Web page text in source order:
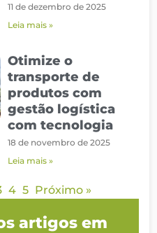
11 de dezembro de 2025
Leia mais »
Otimize o
transporte de
produtos com
gestão logística
com tecnologia
18 de novembro de 2025
Leia mais »
4 5 Próximo »
artigos em